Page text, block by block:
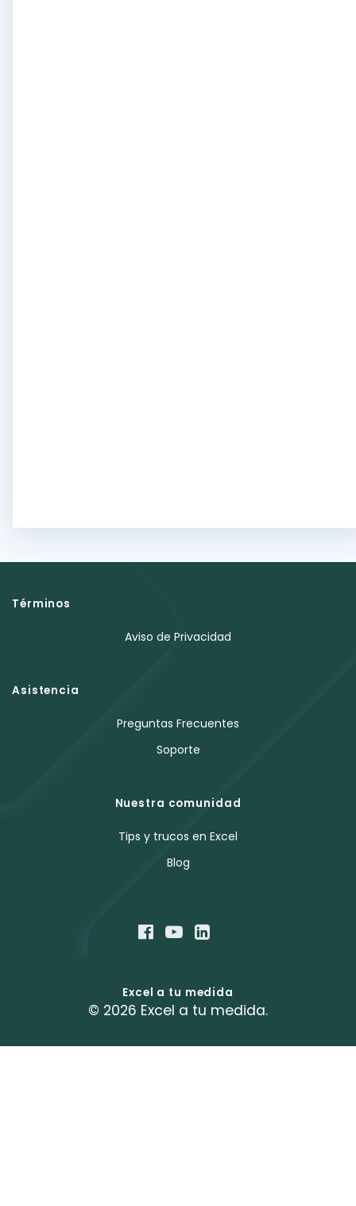
Términos
Aviso de Privacidad
Asistencia
Preguntas Frecuentes
Soporte
Nuestra comunidad
Tips y trucos en Excel
Blog
Excel a tu medida
© 2026 Excel a tu medida.